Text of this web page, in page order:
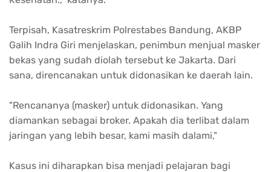
Terpisah, Kasatreskrim Polrestabes Bandung, AKBP
Galih Indra Giri menjelaskan, penimbun menjual masker
bekas yang sudah diolah tersebut ke Jakarta. Dari
sana, direncanakan untuk didonasikan ke daerah lain.
"Rencananya (masker) untuk didonasikan. Yang
diamankan sebagai broker. Apakah dia terlibat dalam
jaringan yang lebih besar, kami masih dalami,"
Kasus ini diharapkan bisa menjadi pelajaran bagi